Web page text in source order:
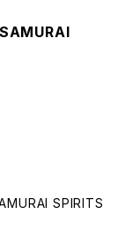
SAMURAI
SPIRITS